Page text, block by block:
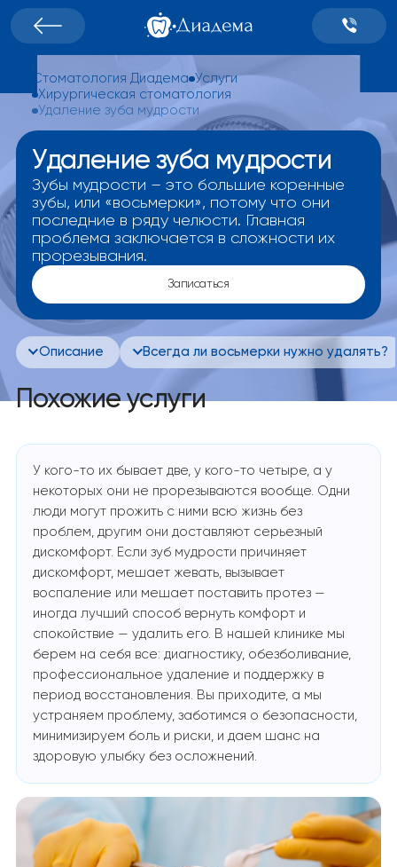
Стоматология Диадема Услуги
Хирургическая стоматология
Удаление зуба мудрости
Удаление зуба мудрости
Зубы мудрости – это большие коренные
зубы, или «восьмерки», потому что они
последние в ряду челюсти. Главная
проблема заключается в сложности их
прорезывания.
Записаться
Описание Всегда ли восьмерки нужно удалять?
Похожие услуги
У кого-то их бывает две, у кого-то четыре, а у
некоторых они не прорезываются вообще. Одни
люди могут прожить с ними всю жизнь без
проблем, другим они доставляют серьезный
дискомфорт. Если зуб мудрости причиняет
дискомфорт, мешает жевать, вызывает
воспаление или мешает поставить протез —
иногда лучший способ вернуть комфорт и
спокойствие — удалить его. В нашей клинике мы
берем на себя все: диагностику, обезболивание,
профессиональное удаление и поддержку в
период восстановления. Вы приходите, а мы
устраняем проблему, заботимся о безопасности,
минимизируем боль и риски, и даем шанс на
здоровую улыбку без осложнений.